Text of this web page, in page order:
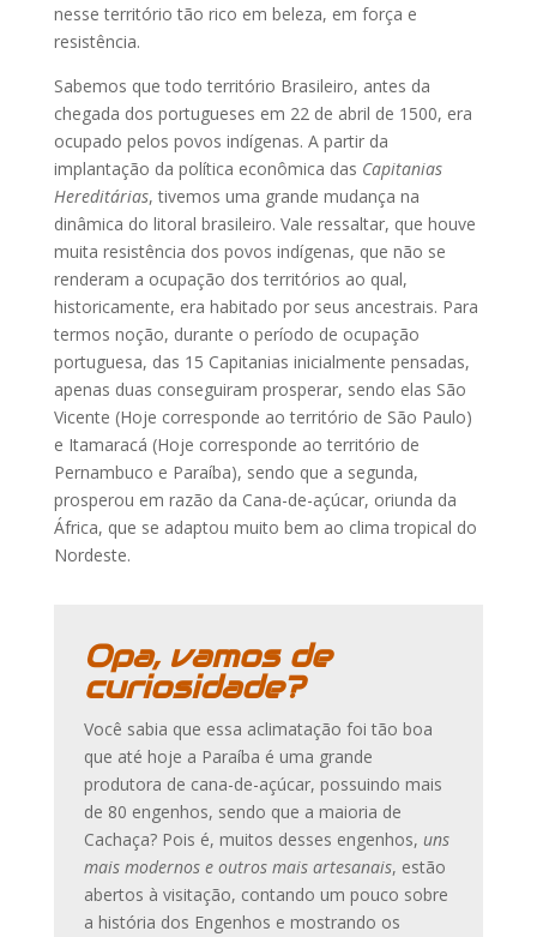
nesse território tão rico em beleza, em força e
resistência.
Sabemos que todo território Brasileiro, antes da
chegada dos portugueses em 22 de abril de 1500, era
ocupado pelos povos indígenas. A partir da
implantação da política econômica das Capitanias
Hereditárias, tivemos uma grande mudança na
dinâmica do litoral brasileiro. Vale ressaltar, que houve
muita resistência dos povos indígenas, que não se
renderam a ocupação dos territórios ao qual,
historicamente, era habitado por seus ancestrais. Para
termos noção, durante o período de ocupação
portuguesa, das 15 Capitanias inicialmente pensadas,
apenas duas conseguiram prosperar, sendo elas São
Vicente (Hoje corresponde ao território de São Paulo)
e Itamaracá (Hoje corresponde ao território de
Pernambuco e Paraíba), sendo que a segunda,
prosperou em razão da Cana-de-açúcar, oriunda da
África, que se adaptou muito bem ao clima tropical do
Nordeste.
Opa, vamos de
curiosidade?
Você sabia que essa aclimatação foi tão boa
que até hoje a Paraíba é uma grande
produtora de cana-de-açúcar, possuindo mais
de 80 engenhos, sendo que a maioria de
Cachaça? Pois é, muitos desses engenhos, uns
mais modernos e outros mais artesanais, estão
abertos à visitação, contando um pouco sobre
a história dos Engenhos e mostrando os